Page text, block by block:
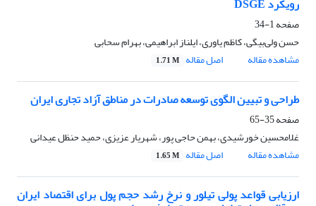
رویکرد DSGE
صفحه1-34
حسن ولی‌بیگی، کاظم یاوری، ایلناز ابراهیمی، بهرام سحابی
مشاهده مقاله
اصل مقاله 1.71 M
طراحی و تبیین الگوی توسعه صادرات در مناطق آزاد تجاری ایران
صفحه35-65
غلامحسین خورشیدی، بهمن حاجی پور، شهریار عزیزی، حمید حنظل عیدانی
مشاهده مقاله
اصل مقاله 1.65 M
ارزیابی قواعد پولی تیلور و نرخ رشد حجم پول برای اقتصاد ایران